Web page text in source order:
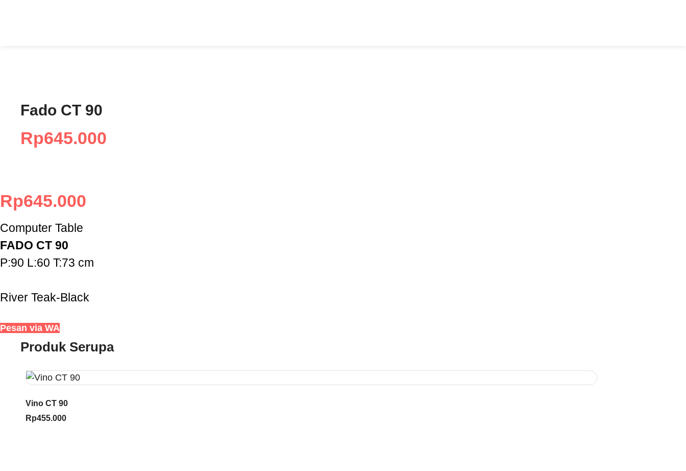
Fado CT 90
Rp645.000
Rp645.000
Computer Table
FADO CT 90
P:90 L:60 T:73 cm
River Teak-Black
Pesan via WA
Produk Serupa
Vino CT 90
Rp455.000